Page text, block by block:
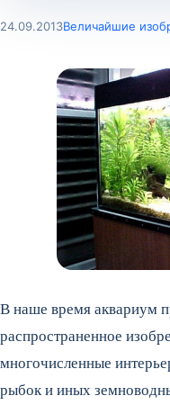
24.09.2013Величайшие
В наше время аквариум
распространенное
многочисленные
рыбок и иных